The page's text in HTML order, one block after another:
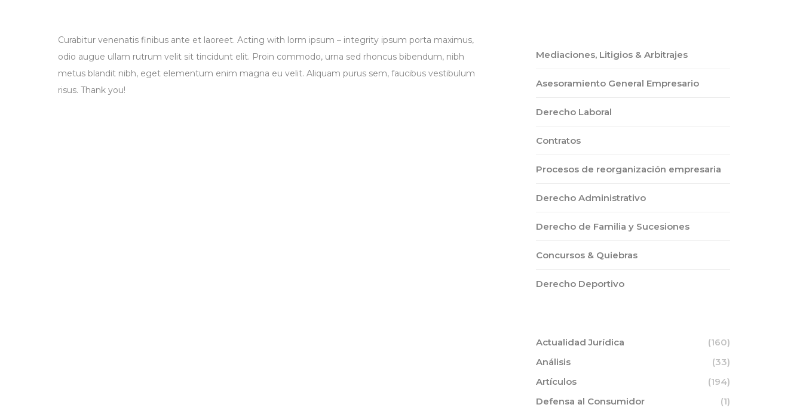
Curabitur venenatis finibus ante et laoreet. Acting with lorm ipsum – integrity ipsum porta maximus,
odio augue ullam rutrum velit sit tincidunt elit. Proin commodo, urna sed rhoncus bibendum, nibh
metus blandit nibh, eget elementum enim magna eu velit. Aliquam purus sem, faucibus vestibulum
risus. Thank you!
Mediaciones, Litigios & Arbitrajes
Asesoramiento General Empresario
Derecho Laboral
Contratos
Procesos de reorganización empresaria
Derecho Administrativo
Derecho de Familia y Sucesiones
Concursos & Quiebras
Derecho Deportivo
Actualidad Jurídica
(160)
Análisis
(33)
Artículos
(194)
Defensa al Consumidor
(1)